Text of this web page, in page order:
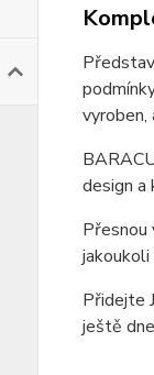
design a
Přesnou
Přidejte
ještě